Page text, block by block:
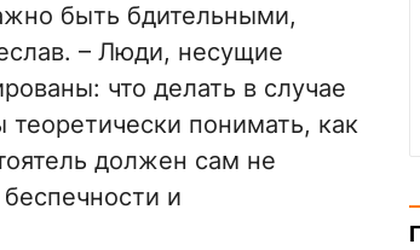
быть бдительными,
– Люди, несущие
что делать в случае
понимать, как
должен сам не
и